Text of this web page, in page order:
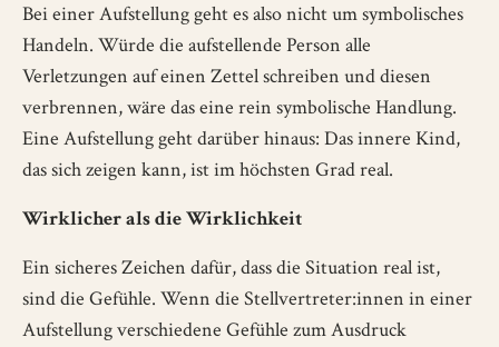
Bei einer Aufstellung geht es also nicht um symbolisches
Handeln. Würde die aufstellende Person alle
Verletzungen auf einen Zettel schreiben und diesen
verbrennen, wäre das eine rein symbolische Handlung.
Eine Aufstellung geht darüber hinaus: Das innere Kind,
das sich zeigen kann, ist im höchsten Grad real.
Wirklicher als die Wirklichkeit
Ein sicheres Zeichen dafür, dass die Situation real ist,
sind die Gefühle. Wenn die Stellvertreter:innen in einer
Aufstellung verschiedene Gefühle zum Ausdruck